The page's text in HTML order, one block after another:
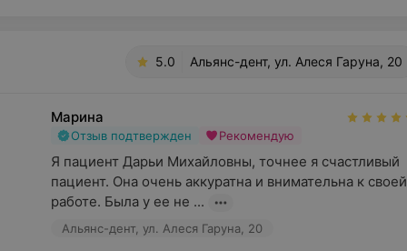
5.0 Альянс-дент, ул. Алеся Гаруна, 20
Марина
Отзыв подтвержден Рекомендую
Я пациент Дарьи Михайловны, точнее я счастливый
пациент. Она очень аккуратна и внимательна к своей
работе. Была у ее не ...
Альянс-дент, ул. Алеся Гаруна, 20